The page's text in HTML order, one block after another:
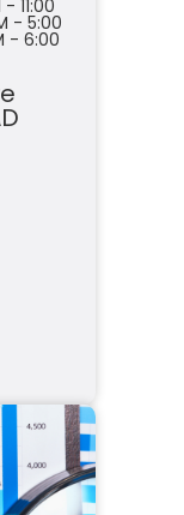
11:00
- 5:00
- 6:00